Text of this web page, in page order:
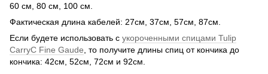
60 см, 80 см, 100 см.
Фактическая длина кабелей: 27см, 37см, 57см, 87см.
Если будете использовать с укороченными спицами Tulip
CarryC Fine Gaude , то получите длины спиц от кончика до
кончика: 42см, 52см, 72см и 92см.